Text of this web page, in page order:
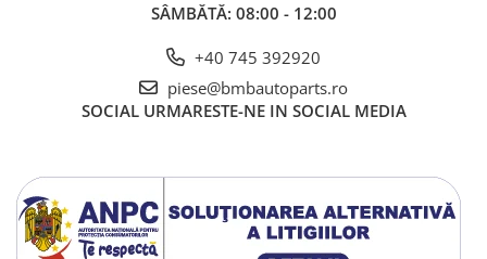
SÂMBĂTĂ: 08:00 - 12:00
+40 745 392920
piese@bmbautoparts.ro
SOCIAL URMARESTE-NE IN SOCIAL MEDIA